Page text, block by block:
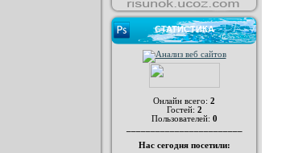
СТАТИСТИКА
Онлайн всего: 2
Гостей: 2
Пользователей: 0
Нас сегодня посетили: